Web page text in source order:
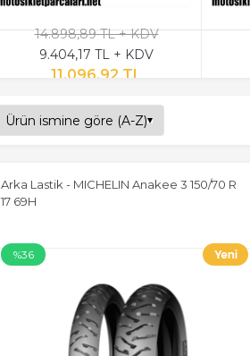
14.898,89 TL + KDV
9.404,17 TL + KDV
11.096,92 TL
Arka Lastik - MICHELIN Anakee 3 150/70 R
17 69H
%36